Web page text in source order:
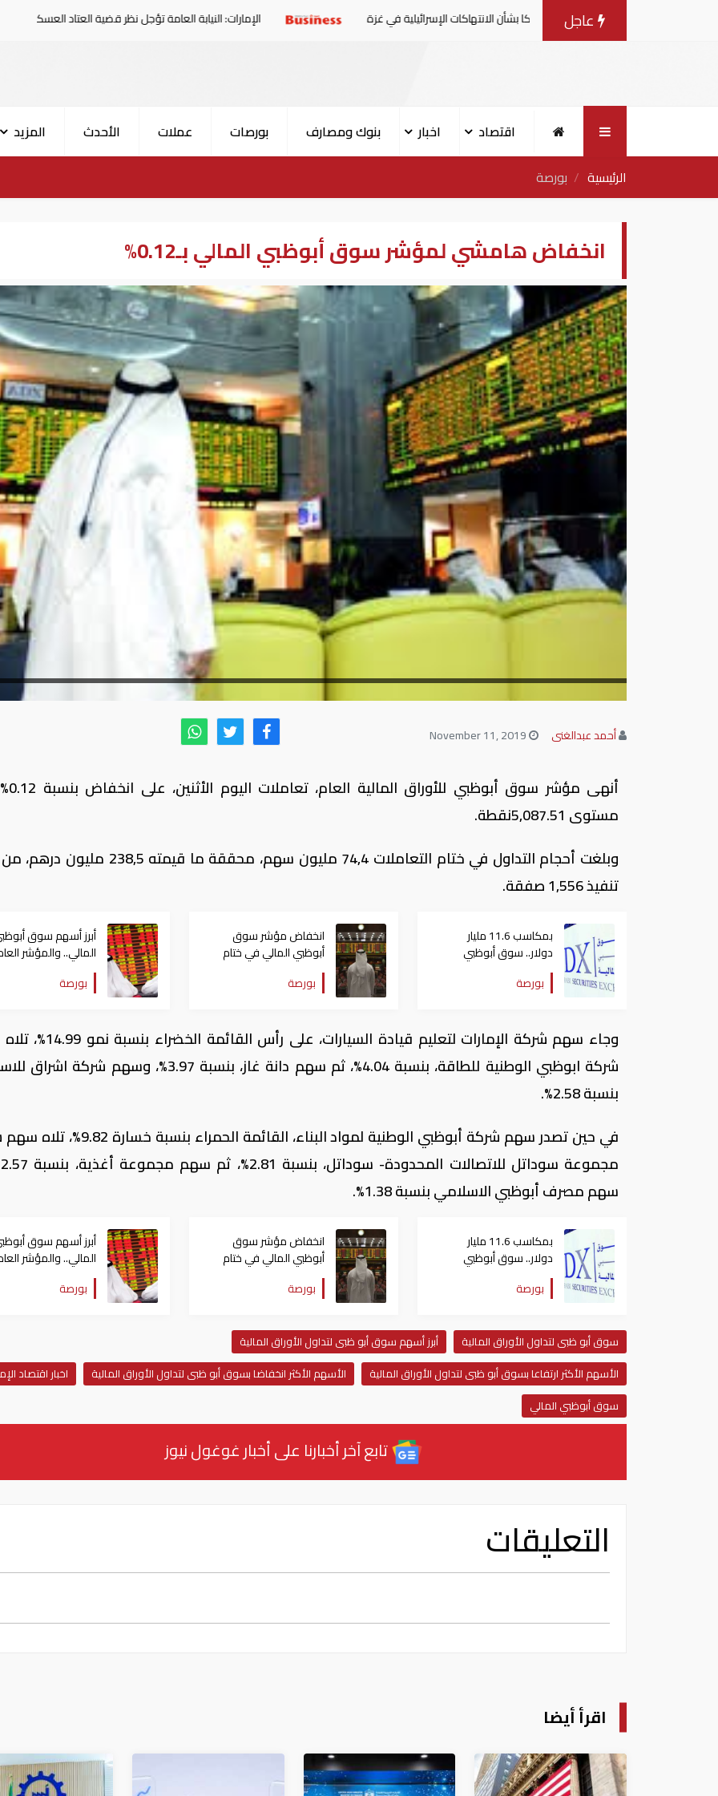
عاجل
يصدرون بيانا مشتركا بشأن الانتهاكات الإسرائيلية في غزة الإمارات: النيابة العامة تؤجل نظر قضية العتاد العسكري للسودان
اقتصاد اخبار بنوك ومصارف بورصات عملات الأحدث
المزيد
الرئيسية
بورصة
انخفاض هامشي لمؤشر سوق أبوظبي المالي بـ0.12%
أحمد عبدالغنى
أنهى مؤشر
مستوى 5,087.51نقطة.
وبلغت أحجام التداول في ختام التعاملات 74,4 مليون سهم، محققة ما
تنفيذ 1,556 صفقة.
بمكاسب 11.6 مليار
دولار.. سوق أبوظبي
المالي يتصدر البورصات
العربية
بورصة
انخفاض مؤشر سوق
أبوظبي المالي في ختام
التعاملات بـ0.11%
بورصة
أبرز أسهم سوق
المالي.. والمؤشر
يواصل الهبوط اليوم
الأربعاء
بورصة
وجاء سهم شركة الإمارات لتعليم قيادة السيارات، على
شركة ابوظبي الوطنية للطاقة، بنسبة 4.04%، ثم سهم دانة غاز، بنسبة 3.97%، وسهم
بنسبة 2.58%.
في حين تصدر سهم شركة أبوظبي الوطنية لمواد البناء، القائمة الحمراء
سهم مصرف أبوظبي اﻻسلامي بنسبة 1.38%.
بمكاسب 11.6 مليار
دولار.. سوق أبوظبي
المالي يتصدر البورصات
العربية
بورصة
انخفاض مؤشر سوق
أبوظبي المالي في ختام
التعاملات بـ0.11%
بورصة
أبرز أسهم سوق
المالي.. والمؤشر
يواصل الهبوط اليوم
الأربعاء
بورصة
سوق أبو ظبى لتداول الأوراق المالية
أبرز أسهم سوق أبو ظبى لتداول الأوراق المالية
الأسهم الأكثر ارتفاعا بسوق أبو ظبى لتداول الأوراق المالية
الأسهم الأكثر انخفاضا بسوق أبو ظبى لتداول الأوراق المالية
اخبار اقتصاد
سوق أبوظبي المالي
تابع آخر أخبارنا على أخبار غوغول نيوز
التعليقات
اقرأ أيضا